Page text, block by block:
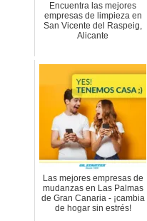
Encuentra las mejores
empresas de limpieza en
San Vicente del Raspeig,
Alicante
Las mejores empresas de
mudanzas en Las Palmas
de Gran Canaria - ¡cambia
de hogar sin estrés!